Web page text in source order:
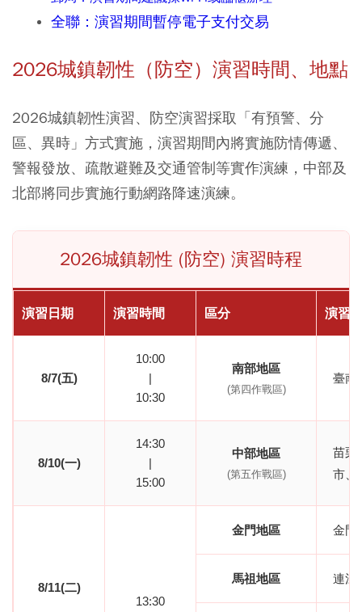
全聯：演習期間暫停電子支付交易
2026城鎮韌性（防空）演習時間、地點
2026城鎮韌性演習、防空演習採取「有預警、分
區、異時」方式實施，演習期間內將實施防情傳遞、
警報發放、疏散避難及交通管制等實作演練，中部及
北部將同步實施行動網路降速演練。
2026城鎮韌性 (防空) 演習時程
演習日期 演習時間 區分 演習
8/7(五)
10:00
|
10:30
南部地區
(第四作戰區)
臺南
8/10(一)
14:30
|
15:00
中部地區
(第五作戰區)
苗栗
市、
8/11(二)
13:30
金門地區 金門
馬祖地區 連江